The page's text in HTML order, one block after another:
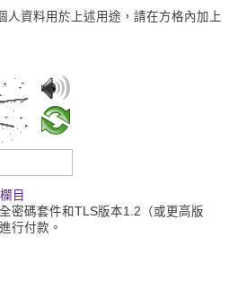
人資料用於上述用途，請在方格內加上
目
密碼套件和TLS版本1.2（或更高版
行付款。